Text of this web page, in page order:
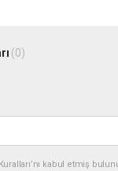
(0)
kabul etmiş